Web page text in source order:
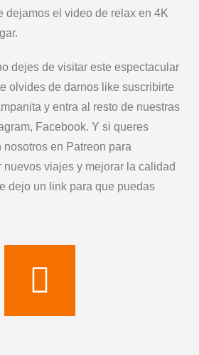
dejamos el video de relax en 4K
dejes de visitar este espectacular
olvides de darnos like suscribirte
y entra al resto de nuestras
Facebook. Y si queres
en Patreon para
viajes y mejorar la calidad
dejo un link para que puedas